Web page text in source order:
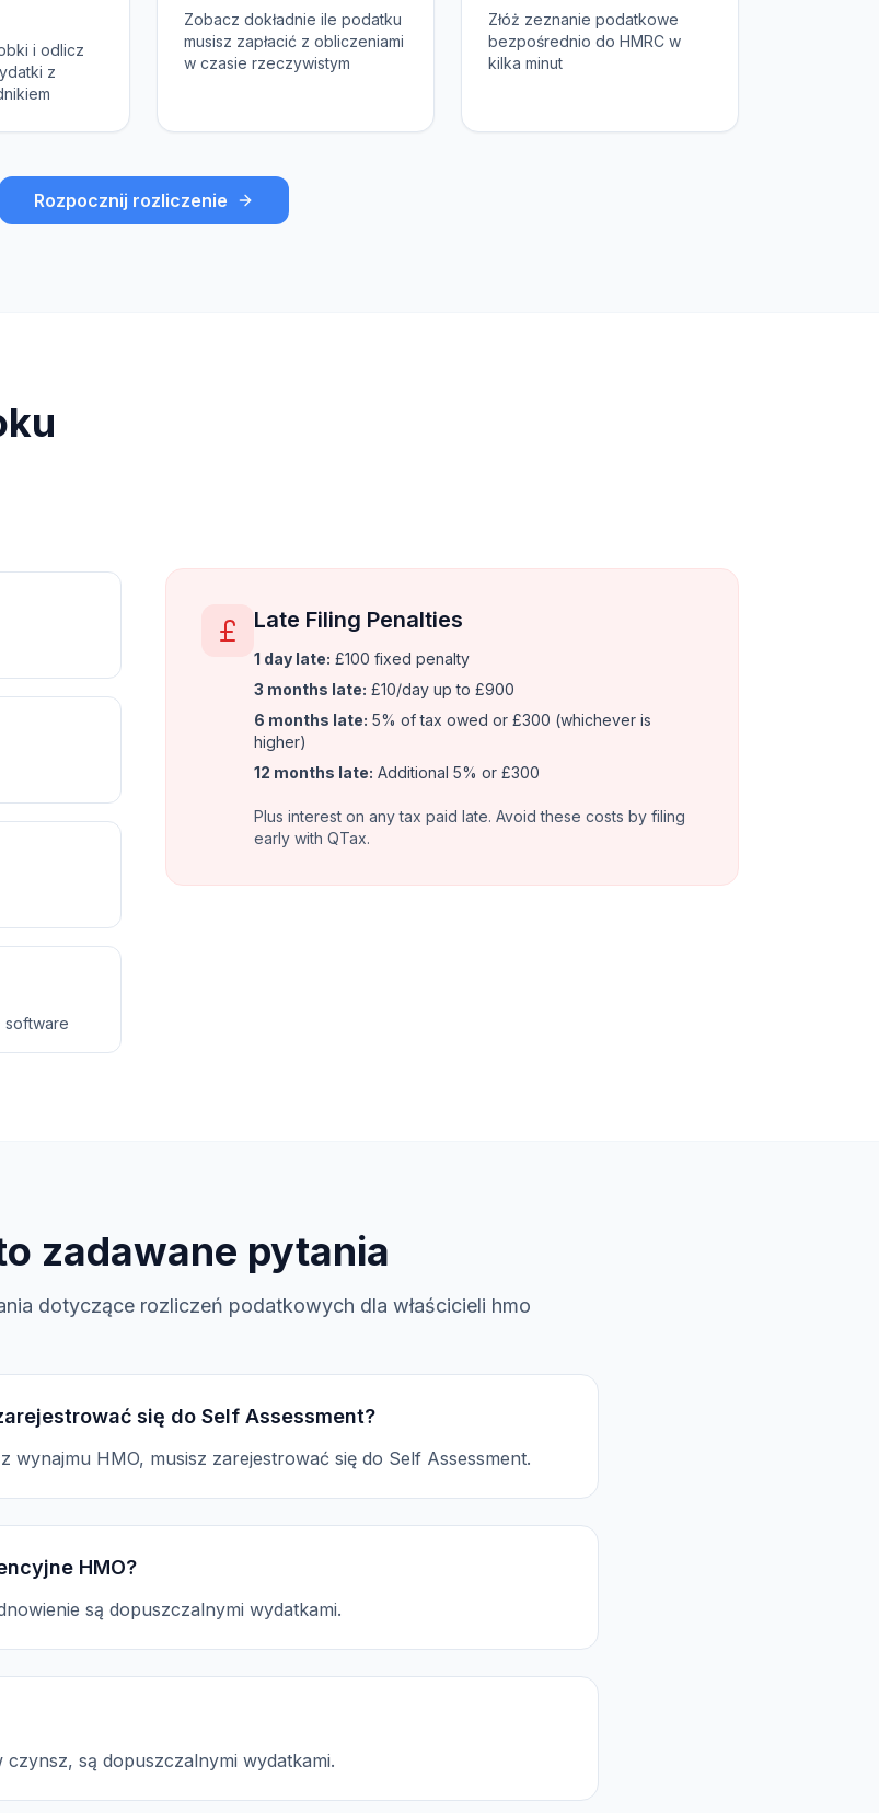
i odlicz
z
Zobacz dokładnie ile podatku
musisz zapłacić z obliczeniami
w czasie rzeczywistym
Złóż zeznanie podatkowe
bezpośrednio do HMRC w
kilka minut
Rozpocznij rozliczenie
software
Late Filing Penalties
1 day late: £100 fixed penalty
3 months late: £10/day up to £900
6 months late: 5% of tax owed or £300 (whichever is
higher)
12 months late: Additional 5% or £300
Plus interest on any tax paid late. Avoid these costs by filing
early with QTax.
zadawane pytania
dotyczące rozliczeń podatkowych dla właścicieli hmo
się do Self Assessment?
wynajmu HMO, musisz zarejestrować się do Self Assessment.
HMO?
są dopuszczalnymi wydatkami.
czynsz, są dopuszczalnymi wydatkami.